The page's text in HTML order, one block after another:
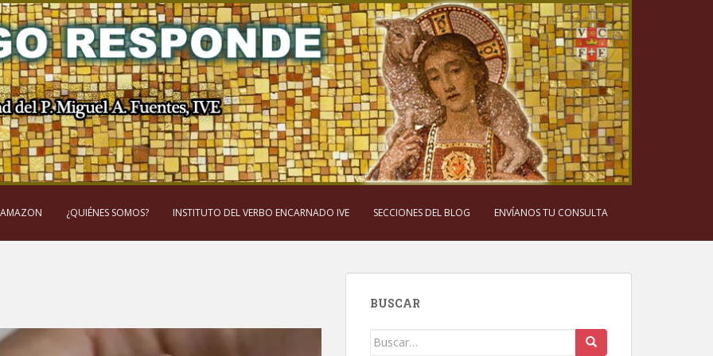
¿QUIÉNES SOMOS? INSTITUTO DEL VERBO ENCARNADO IVE SECCIONES DEL BLOG ENVÍANOS TU CONSULTA
BUSCAR
Buscar: